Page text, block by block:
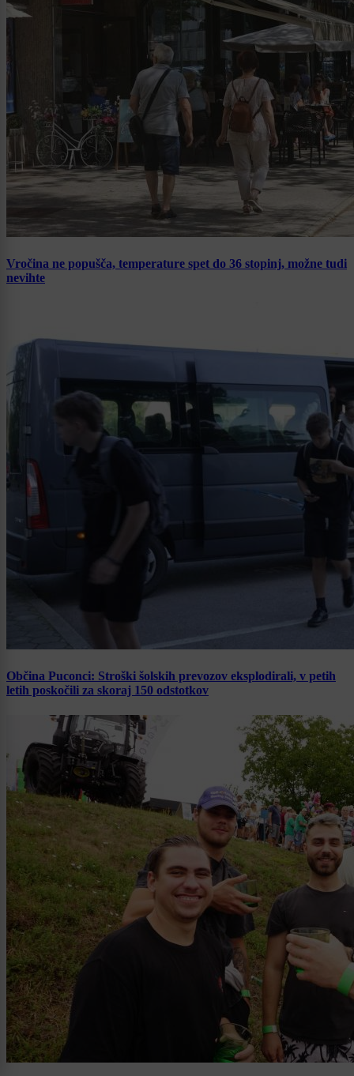
Vročina ne popušča, temperature spet do 36 stopinj, možne tudi
nevihte
Občina Puconci: Stroški šolskih prevozov eksplodirali, v petih
letih poskočili za skoraj 150 odstotkov